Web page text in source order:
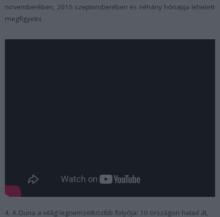
novemberében, 2015 szeptemberében és néhány hónapja lehetett
megfigyelni.
4. A Duna a világ legnemzetközibb folyója: 10 országon halad át,